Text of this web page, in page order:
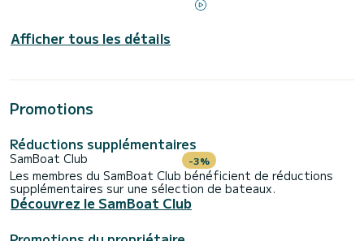
Afficher tous les détails
Promotions
Réductions supplémentaires
SamBoat Club -3%
Les membres du SamBoat Club bénéficient de réductions
supplémentaires sur une sélection de bateaux.
Découvrez le SamBoat Club